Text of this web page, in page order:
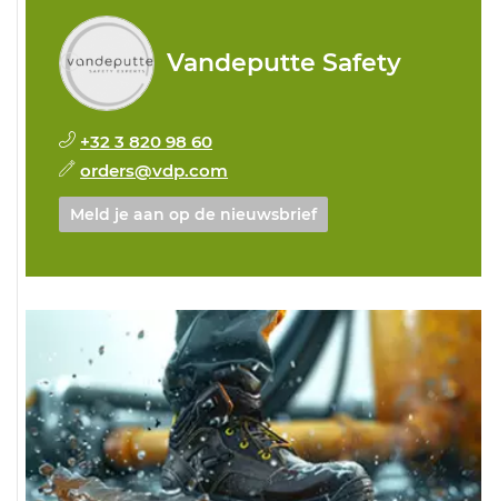
Vandeputte Safety
+32 3 820 98 60
orders@vdp.com
Meld je aan op de nieuwsbrief